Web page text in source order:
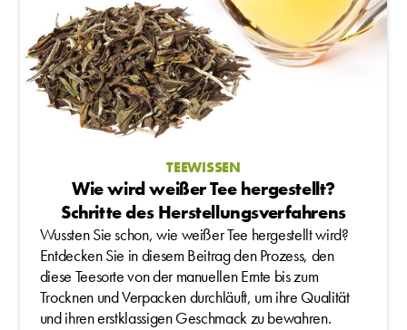
TEEWISSEN
Wie wird weißer Tee hergestellt?
Schritte des Herstellungsverfahrens
Wussten Sie schon, wie weißer Tee hergestellt wird?
Entdecken Sie in diesem Beitrag den Prozess, den
diese Teesorte von der manuellen Ernte bis zum
Trocknen und Verpacken durchläuft, um ihre Qualität
und ihren erstklassigen Geschmack zu bewahren.